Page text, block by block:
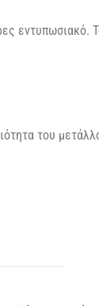
εντυπωσιακό.
του